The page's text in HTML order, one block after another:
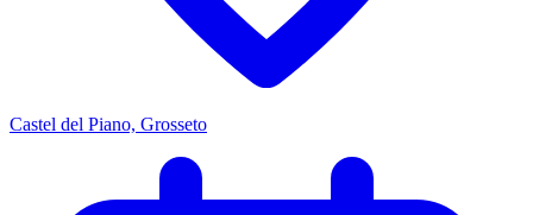
Castel del Piano, Grosseto